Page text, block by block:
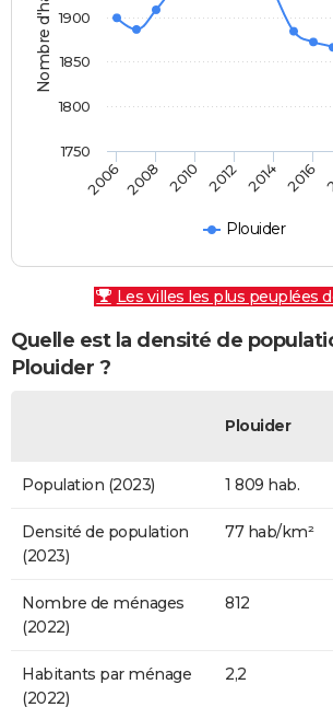
Plouider
20062008 2010 2012 2014 2016
1750
1800
1850
1900
Les villes les plus peuplées
Quelle est la densité de
Plouider ?
Plouider
Population (2023) 1 809 hab.
Densité de population
(2023)
77 hab/km²
Nombre de ménages
(2022)
812
Habitants par ménage
(2022)
2,2